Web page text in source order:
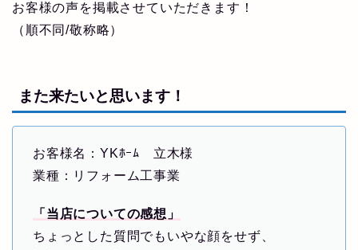
お客様の声を掲載させていただきます！
（順不同/敬称略）
また来たいと思います！
お客様名：YKﾎｰﾑ 立木様
業種：リフォーム工事業
「当店についての感想」
ちょっとした質問でもいやな顔をせず、